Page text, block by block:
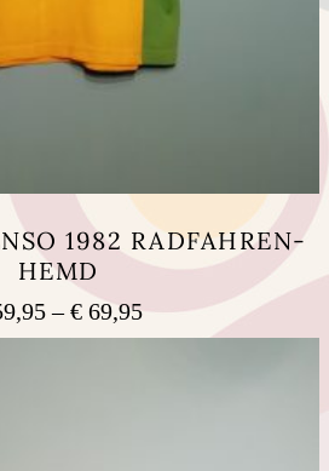
1982 RADFAHREN-
HEMD
–€ 69,95Preisspanne:
€ 59,95